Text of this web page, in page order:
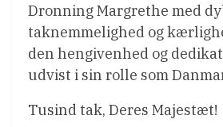
Dronning Margrethe med
taknemmelighed og
den hengivenhed og
udvist i sin rolle som
Tusind tak, Deres Majestæt!